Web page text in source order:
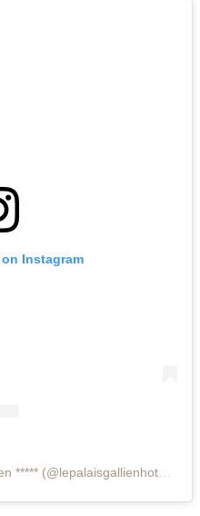
Instagram